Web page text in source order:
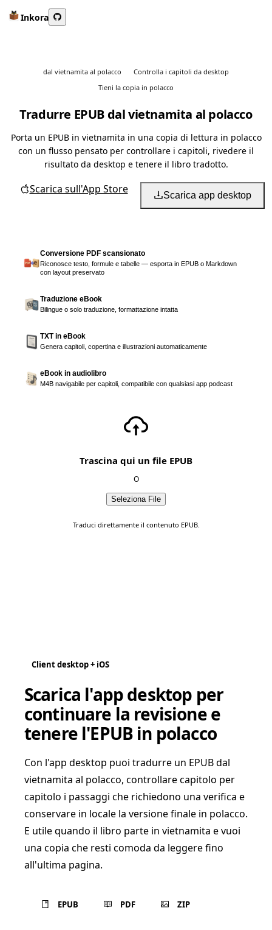
Inkora
dal vietnamita al polacco
Controlla i capitoli da desktop
Tieni la copia in polacco
Tradurre EPUB dal vietnamita al polacco
Porta un EPUB in vietnamita in una copia di lettura in polacco
con un flusso pensato per controllare i capitoli, rivedere il
risultato da desktop e tenere il libro tradotto.
Scarica sull'App Store Scarica app desktop
Conversione PDF scansionato
Riconosce testo, formule e tabelle — esporta in EPUB o Markdown
con layout preservato
Traduzione eBook
Bilingue o solo traduzione, formattazione intatta
TXT in eBook
Genera capitoli, copertina e illustrazioni automaticamente
eBook in audiolibro
M4B navigabile per capitoli, compatibile con qualsiasi app podcast
Trascina qui un file EPUB
O
Seleziona File
Traduci direttamente il contenuto EPUB.
Client desktop + iOS
Scarica l'app desktop per
continuare la revisione e
tenere l'EPUB in polacco
Con l'app desktop puoi tradurre un EPUB dal
vietnamita al polacco, controllare capitolo per
capitolo i passaggi che richiedono una verifica e
conservare in locale la versione finale in polacco.
E utile quando il libro parte in vietnamita e vuoi
una copia che resti comoda da leggere fino
all'ultima pagina.
EPUB PDF ZIP